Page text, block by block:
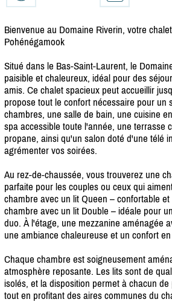
Bienvenue au Domaine Riverin, votre
Pohénégamook
Situé dans le Bas-Saint-Laurent, le
paisible et chaleureux, idéal pour des
amis. Ce chalet spacieux peut accueillir
propose tout le confort nécessaire pour un
chambres, une salle de bain, une cuisine
spa accessible toute l'année, une terrasse
propane, ainsi qu'un salon doté d'une télé
agrémenter vos soirées.
Au rez-de-chaussée, vous trouverez une
parfaite pour les couples ou ceux qui
chambre avec un lit Queen – confortable
chambre avec un lit Double – idéale pour
duo. À l'étage, une mezzanine aménagée
une ambiance chaleureuse et un confort
Chaque chambre est soigneusement
atmosphère reposante. Les lits sont de
isolés, et la disposition permet à chacun
tout en profitant des aires communes du